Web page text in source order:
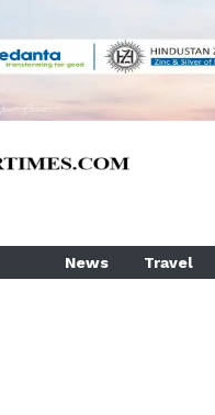
News Travel